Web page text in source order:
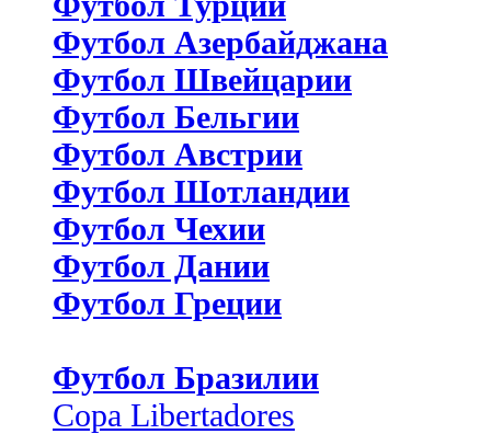
Футбол Азербайджана
Футбол Швейцарии
Футбол Бельгии
Футбол Австрии
Футбол Шотландии
Футбол Чехии
Футбол Дании
Футбол Греции
Футбол Бразилии
Copa Libertadores